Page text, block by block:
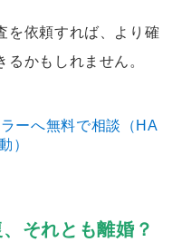
を依頼すれば、より確
かもしれません。
ーへ無料で相談（HA
）
それとも離婚？